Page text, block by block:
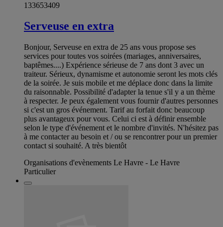
133653409
Serveuse en extra
Bonjour, Serveuse en extra de 25 ans vous propose ses
services pour toutes vos soirées (mariages, anniversaires,
baptêmes....) Expérience sérieuse de 7 ans dont 3 avec un
traiteur. Sérieux, dynamisme et autonomie seront les mots clés
de la soirée. Je suis mobile et me déplace donc dans la limite
du raisonnable. Possibilité d'adapter la tenue s'il y a un thème
à respecter. Je peux également vous fournir d'autres personnes
si c'est un gros événement. Tarif au forfait donc beaucoup
plus avantageux pour vous. Celui ci est à définir ensemble
selon le type d'événement et le nombre d'invités. N'hésitez pas
à me contacter au besoin et / ou se rencontrer pour un premier
contact si souhaité. A très bientôt
Organisations d'evènements Le Havre - Le Havre
Particulier